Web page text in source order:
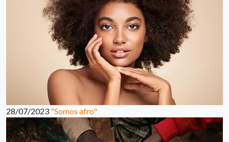
28/07/2023 "Somos afro"